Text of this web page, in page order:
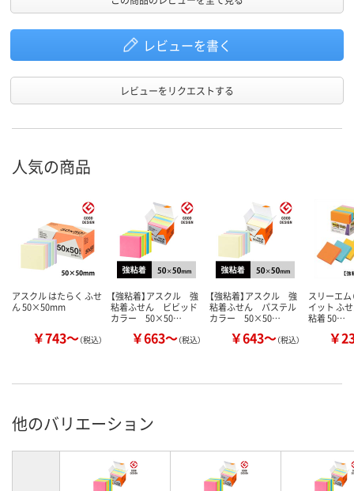
レビューを書く
レビューをリクエストする
人気の商品
アスクル はたらく ふせ
ん 50×50mm
￥743～（税込）
【強粘着】アスクル 強
粘着ふせん ビビッド
カラー 50×50…
￥663～（税込）
【強粘着】アスクル 強
粘着ふせん パステル
カラー 50×50…
￥643～（税込）
スリーエム
イット ふ
粘着 50…
￥
他のバリエーション